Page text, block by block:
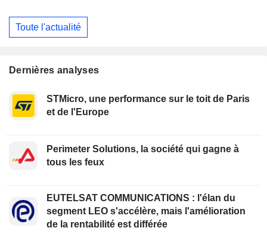
Toute l'actualité
Dernières analyses
STMicro, une performance sur le toit de Paris
et de l'Europe
Perimeter Solutions, la société qui gagne à
tous les feux
EUTELSAT COMMUNICATIONS : l'élan du
segment LEO s'accélère, mais l'amélioration
de la rentabilité est différée